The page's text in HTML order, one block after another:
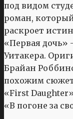
под видом
роман,
раскроет
«Первая дочь»
Уитакера.
Брайан
похожим
«First
«В погоне за